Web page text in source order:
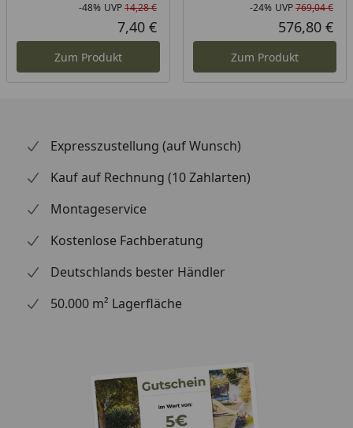
Rabatt in Prozent
-48%
Ursprünglicher Preis
UVP14,28 €
Aktueller Preis
7,40 €
Zum Produkt
-24% UVP769,04 €
576,80 €
Zum Produkt
Expresszustellung (auf Wunsch)
Kauf auf Rechnung (10 Zahlarten)
Montageservice
Kostenlose Fachberatung
Deutschlands bester Händler
50.000 m² Lagerfläche